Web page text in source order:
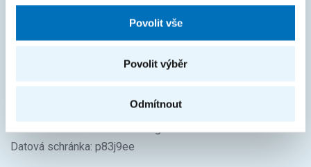
Povolit vše
Povolit výběr
Odmítnout
Jugoslávských partyzánů 1580/3, Dejvice, 16000 Praha 6
Datová schránka: p83j9ee